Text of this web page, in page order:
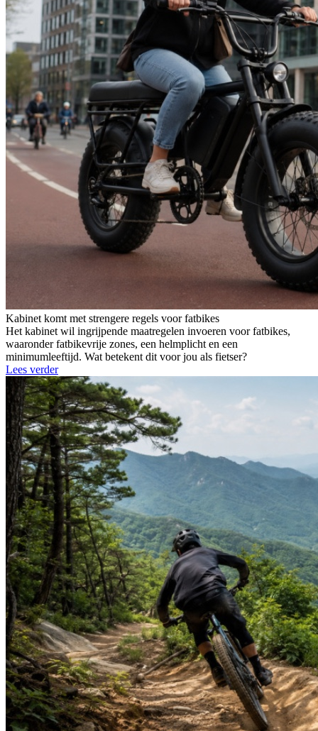
Kabinet komt met strengere regels voor fatbikes
Het kabinet wil ingrijpende maatregelen invoeren voor fatbikes,
waaronder fatbikevrije zones, een helmplicht en een
minimumleeftijd. Wat betekent dit voor jou als fietser?
Lees verder